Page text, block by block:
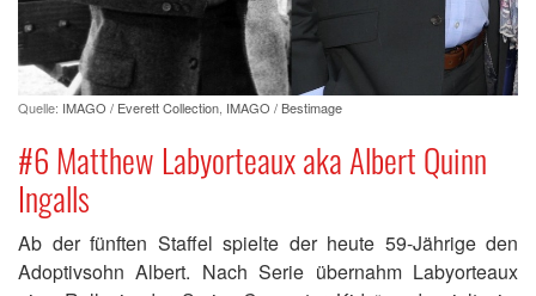
Quelle: IMAGO / Everett Collection IMAGO / Bestimage
#6 Matthew Labyorteaux aka Albert Quinn
Ingalls
Ab der fünften Staffel spielte der heute 59-Jährige den
Adoptivsohn Albert. Nach Serie übernahm Labyorteaux